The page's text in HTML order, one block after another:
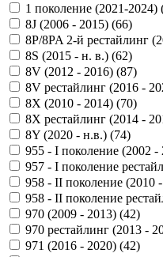
1 поколение (2021-2024)
8J (2006 - 2015) (66)
8P/8PA 2-й рестайлинг
8S (2015 - н. в.) (62)
8V (2012 - 2016) (87)
8V рестайлинг (2016 -
8X (2010 - 2014) (70)
8X рестайлинг (2014 -
8Y (2020 - н.в.) (74)
955 - I поколение (2002 -
957 - I поколение
958 - II поколение (2010
958 - II поколение
970 (2009 - 2013) (42)
970 рестайлинг (2013 -
971 (2016 - 2020) (42)